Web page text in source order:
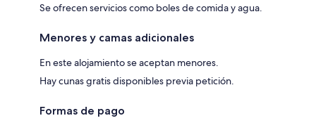
Se ofrecen servicios como boles de comida y agua.
Menores y camas adicionales
En este alojamiento se aceptan menores.
Hay cunas gratis disponibles previa petición.
Formas de pago